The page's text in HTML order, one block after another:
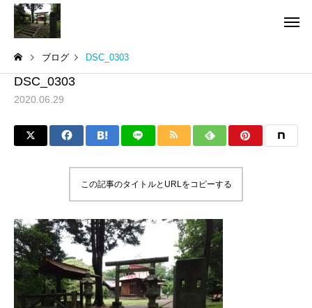
ブログ DSC_0303
DSC_0303
2020.06.29
この記事のタイトルとURLをコピーする